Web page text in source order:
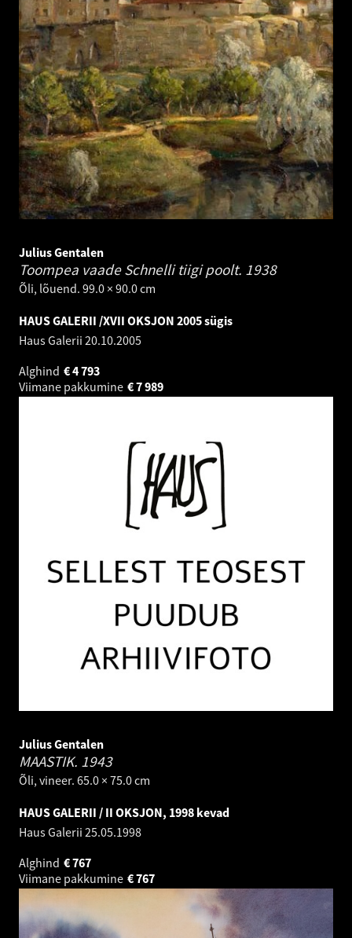
Julius Gentalen
Toompea vaade Schnelli tiigi poolt. 1938
Õli, lõuend. 99.0 × 90.0 cm
HAUS GALERII /XVII OKSJON 2005 sügis
Haus Galerii 20.10.2005
Alghind
4 793
€
Viimane pakkumine
7 989
€
Julius Gentalen
MAASTIK. 1943
Õli, vineer. 65.0 × 75.0 cm
HAUS GALERII / II OKSJON, 1998 kevad
Haus Galerii 25.05.1998
Alghind
767
€
Viimane pakkumine
767
€